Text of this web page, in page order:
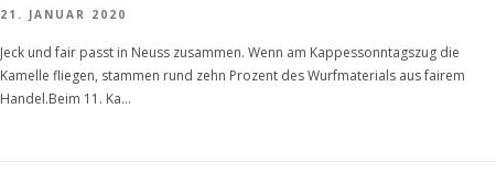
21. JANUAR 2020
Jeck und fair passt in Neuss zusammen. Wenn am Kappessonntagszug die
Kamelle fliegen, stammen rund zehn Prozent des Wurfmaterials aus fairem
Handel.Beim 11. Ka...